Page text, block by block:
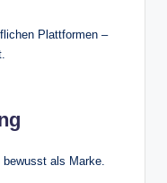
Plattformen –
als Marke.